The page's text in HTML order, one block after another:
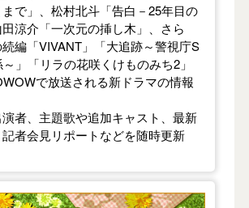
で」、松村北斗「告白－25年目の
涼介「一次元の挿し木」、さら
編「VIVANT」「大追跡～警視庁S
」「リラの花咲くけものみち2」
で放送される新ドラマの情報
者、主題歌や追加キャスト、最新
者会見リポートなどを随時更新
】TVドラマガイド